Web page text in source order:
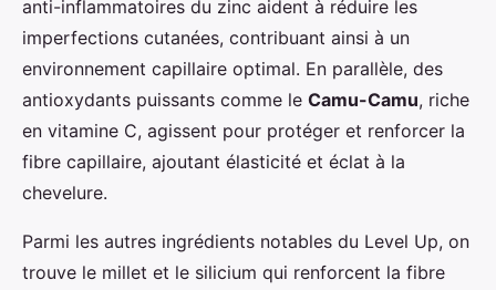
anti-inflammatoires du zinc aident à réduire les
imperfections cutanées, contribuant ainsi à un
environnement capillaire optimal. En parallèle, des
antioxydants puissants comme le Camu-Camu, riche
en vitamine C, agissent pour protéger et renforcer la
fibre capillaire, ajoutant élasticité et éclat à la
chevelure.
Parmi les autres ingrédients notables du Level Up, on
trouve le millet et le silicium qui renforcent la fibre